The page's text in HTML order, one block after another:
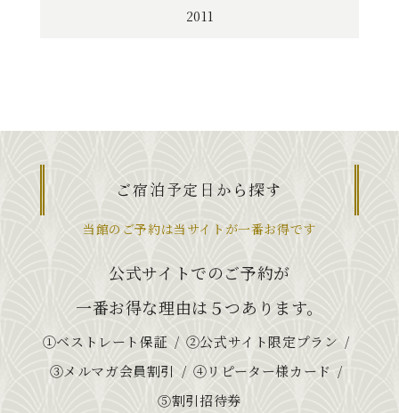
2011
ご宿泊予定日から探す
当館のご予約は当サイトが一番お得です
公式サイトでのご予約が
一番お得な理由は５つあります。
①ベストレート保証
②公式サイト限定プラン
③メルマガ会員割引
④リピーター様カード
⑤割引招待券